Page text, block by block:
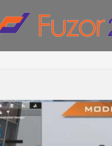
HOW TO SHOP
1 Login or create new account.